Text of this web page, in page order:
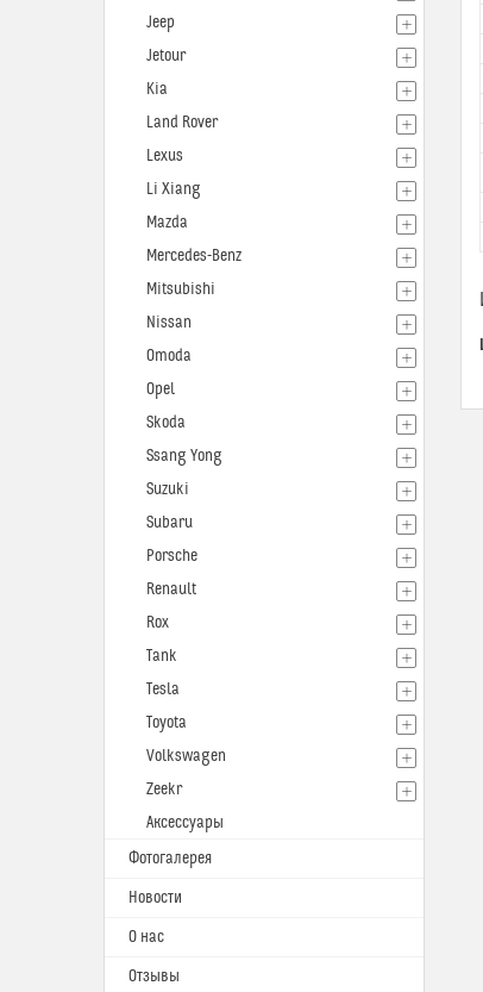
Jeep
Jetour
Kia
Land Rover
Lexus
Li Xiang
Mazda
Mercedes-Benz
Mitsubishi
Nissan
Omoda
Opel
Skoda
Ssang Yong
Suzuki
Subaru
Porsche
Renault
Rox
Tank
Tesla
Toyota
Volkswagen
Zeekr
Аксессуары
Фотогалерея
Новости
О нас
Отзывы